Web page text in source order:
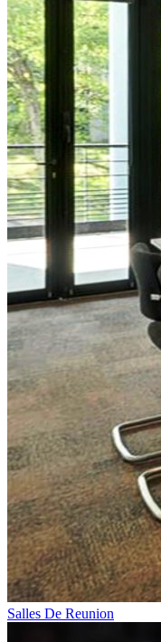
Salles De Reunion